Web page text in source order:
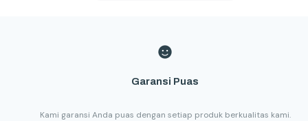
Garansi Puas
Kami garansi Anda puas dengan setiap produk berkualitas kami.